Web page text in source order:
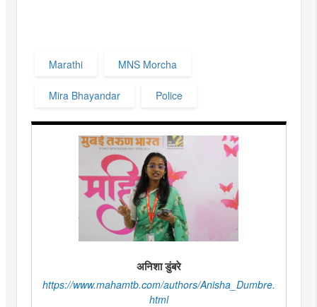
Marathi MNS Morcha
Mira Bhayandar Police
अनिशा डुंबरे
https://www.mahamtb.com/authors/Anisha_Dumbre.
html